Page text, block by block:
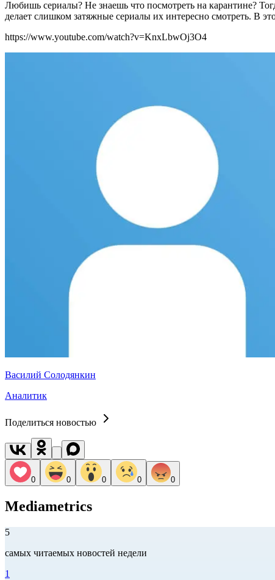
Любишь сериалы? Не знаешь что посмотреть на карантине?
делает слишком затяжные сериалы их интересно смотреть. В
https://www.youtube.com/watch?v=KnxLbwOj3O4
Василий Солодянкин
Аналитик
Поделиться новостью
0 0 0 0 0
Mediametrics
5
самых читаемых новостей недели
1